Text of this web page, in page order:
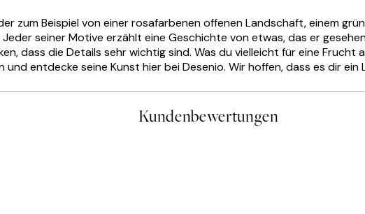
zum Beispiel von einer rosafarbenen offenen Landschaft, einem
seiner Motive erzählt eine Geschichte von etwas, das er
dass die Details sehr wichtig sind. Was du vielleicht für eine Frucht
entdecke seine Kunst hier bei Desenio. Wir hoffen, dass es dir ein
Kundenbewertungen